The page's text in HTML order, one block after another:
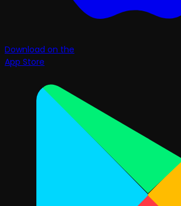
Download on the
App Store